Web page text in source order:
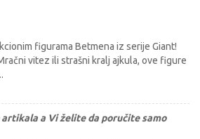
figurama Betmena iz serije Giant!
vitez ili strašni kralj ajkula, ove figure
a Vi želite da poručite samo